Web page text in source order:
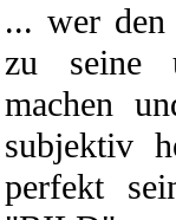
... wer den
zu seine
machen
subjektiv
perfekt